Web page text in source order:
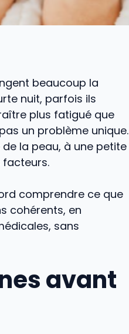
beaucoup la
nuit, parfois ils
plus fatigué que
pas un problème unique.
la peau, à une petite
facteurs.
comprendre ce que
cohérents, en
sans
avant